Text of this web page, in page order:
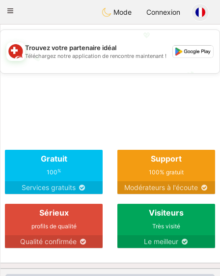
Suissi
Toggle
Mode Connexion
💖
💕
Trouvez votre partenaire idéal
Téléchargez notre application de rencontre maintenant !
Gratuit
100%
Services gratuits
Support
100% gratuit
Modérateurs à l'écoute
Sérieux
profils de qualité
Qualité confirmée
Visiteurs
Très visité
Le meilleur